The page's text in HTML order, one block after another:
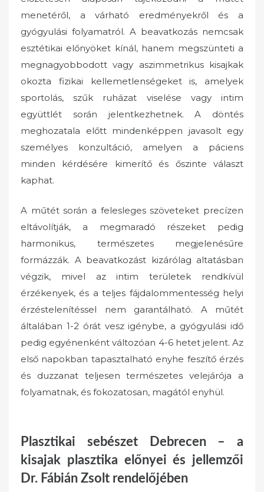
menetéről, a várható eredményekről és a
gyógyulási folyamatról. A beavatkozás nemcsak
esztétikai előnyöket kínál, hanem megszünteti a
megnagyobbodott vagy aszimmetrikus kisajkak
okozta fizikai kellemetlenségeket is, amelyek
sportolás, szűk ruházat viselése vagy intim
együttlét során jelentkezhetnek. A döntés
meghozatala előtt mindenképpen javasolt egy
személyes konzultáció, amelyen a páciens
minden kérdésére kimerítő és őszinte választ
kaphat.
A műtét során a felesleges szöveteket precízen
eltávolítják, a megmaradó részeket pedig
harmonikus, természetes megjelenésűre
formázzák. A beavatkozást kizárólag altatásban
végzik, mivel az intim területek rendkívül
érzékenyek, és a teljes fájdalommentesség helyi
érzéstelenítéssel nem garantálható. A műtét
általában 1-2 órát vesz igénybe, a gyógyulási idő
pedig egyénenként változóan 4-6 hetet jelent. Az
első napokban tapasztalható enyhe feszítő érzés
és duzzanat teljesen természetes velejárója a
folyamatnak, és fokozatosan, magától enyhül.
Plasztikai sebészet Debrecen – a
kisajak plasztika előnyei és jellemzői
Dr. Fábián Zsolt rendelőjében